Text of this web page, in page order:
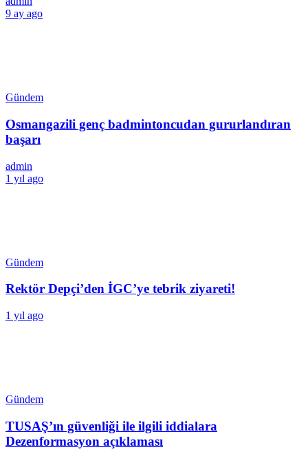
9 ay ago
Gündem
Osmangazili genç badmintoncudan gururlandıran
başarı
admin
1 yıl ago
Gündem
Rektör Depçi’den İGC’ye tebrik ziyareti!
1 yıl ago
Gündem
TUSAŞ’ın güvenliği ile ilgili iddialara
Dezenformasyon açıklaması